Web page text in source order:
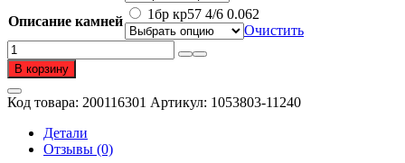
Описание камней
1бр кр57 4/6 0.062
Очистить
Количество
товара
Подвеска
из
золота
пробы
В корзину
Код товара: 200116301 Артикул: 1053803-11240
Детали
Отзывы (0)